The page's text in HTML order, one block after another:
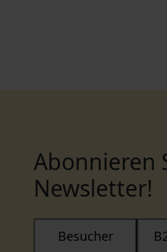
Abonnieren
Newsletter!
Besucher